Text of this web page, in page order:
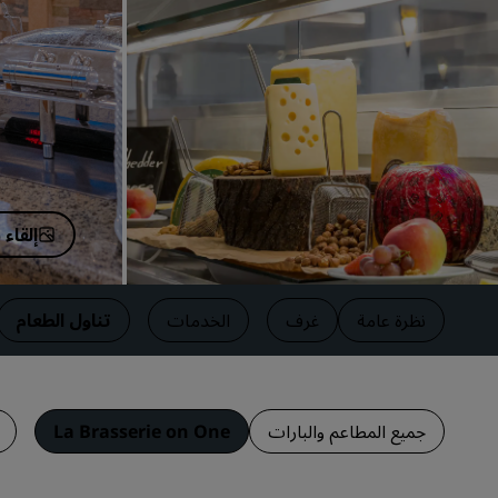
العلامات التجارية التابعة في الصين
نظرة عامة غرف الخدمات تناول الطعام
جميع المطاعم والبارات La Brasserie on One